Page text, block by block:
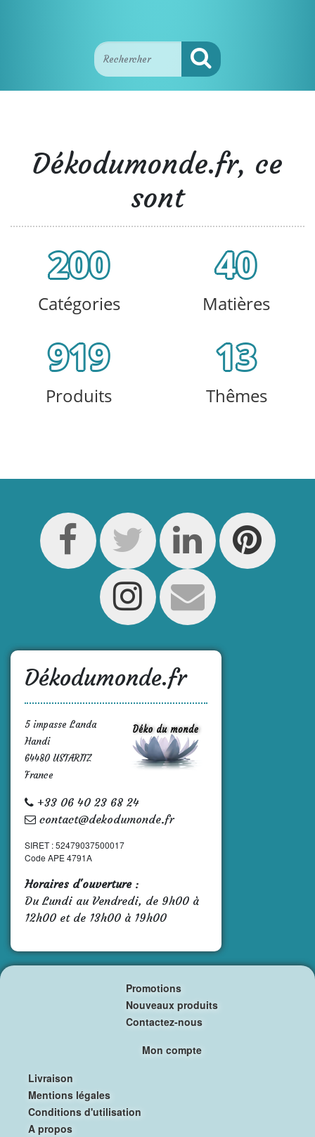
Dékodumonde.fr, ce
sont
200
Catégories
40
Matières
919
Produits
13
Thêmes
Dékodumonde.fr
5 impasse Landa
Handi
64480 USTARITZ
France
+33 06 40 23 68 24
contact@dekodumonde.fr
SIRET : 52479037500017
Code APE 4791A
Horaires d'ouverture:
Du Lundi au Vendredi, de 9h00 à
12h00 et de 13h00 à 19h00
Promotions
Nouveaux produits
Contactez-nous
Mon compte
Livraison
Mentions légales
Conditions d'utilisation
A propos